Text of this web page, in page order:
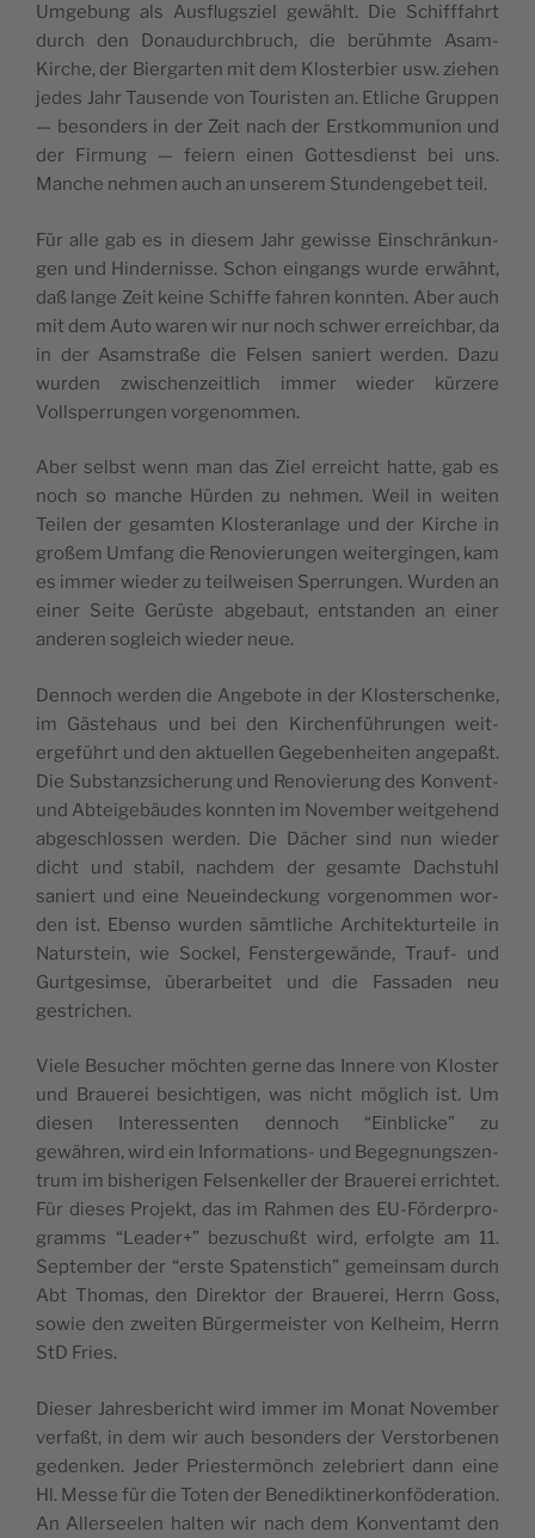
Umge­bung als Aus­flugsziel gewählt. Die Schiff­fahrt
durch den Donaudurch­bruch, die berühmte Asam-
Kirche, der Bier­garten mit dem Kloster­bier usw. ziehen
jedes Jahr Tausende von Touris­ten an. Etliche Grup­pen
— beson­ders in der Zeit nach der Erstkom­mu­nion und
der Fir­mung — feiern einen Gottes­di­enst bei uns.
Manche nehmen auch an unserem Stun­denge­bet teil.
Für alle gab es in diesem Jahr gewisse Ein­schränkun­
gen und Hin­dernisse. Schon ein­gangs wurde erwäh­nt,
daß lange Zeit keine Schiffe fahren kon­nten. Aber auch
mit dem Auto waren wir nur noch schw­er erre­ich­bar, da
in der Asam­straße die Felsen saniert wer­den. Dazu
wur­den zwis­chen­zeitlich immer wieder kürzere
Vollsper­run­gen vorgenommen.
Aber selb­st wenn man das Ziel erre­icht hat­te, gab es
noch so manche Hür­den zu nehmen. Weil in weit­en
Teilen der gesamten Kloster­an­lage und der Kirche in
großem Umfang die Ren­ovierun­gen weit­ergin­gen, kam
es immer wieder zu teil­weisen Sper­run­gen. Wur­den an
ein­er Seite Gerüste abge­baut, ent­standen an ein­er
anderen sogle­ich wieder neue.
Den­noch wer­den die Ange­bote in der Kloster­schenke,
im Gäste­haus und bei den Kirchen­führun­gen weit­
erge­führt und den aktuellen Gegeben­heit­en angepaßt.
Die Sub­stanzsicherung und Ren­ovierung des Kon­vent-
und Abteige­bäudes kon­nten im Novem­ber weit­ge­hend
abgeschlossen wer­den. Die Däch­er sind nun wieder
dicht und sta­bil, nach­dem der gesamte Dachstuhl
saniert und eine Neuein­deck­ung vorgenom­men wor­
den ist. Eben­so wur­den sämtliche Architek­turteile in
Naturstein, wie Sock­el, Fen­stergewände, Trauf- und
Gurt­ges­imse, über­ar­beit­et und die Fas­saden neu
gestrichen.
Viele Besuch­er möcht­en gerne das Innere von Kloster
und Brauerei besichti­gen, was nicht möglich ist. Um
diesen Inter­essen­ten den­noch “Ein­blicke” zu
gewähren, wird ein Infor­ma­tions- und Begeg­nungszen­
trum im bish­eri­gen Felsenkeller der Brauerei errichtet.
Für dieses Pro­jekt, das im Rah­men des EU-Förder­pro­
gramms “Leader+” bezuschußt wird, erfol­gte am 11.
Sep­tem­ber der “erste Spaten­stich” gemein­sam durch
Abt Thomas, den Direk­tor der Brauerei, Her­rn Goss,
sowie den zweit­en Bürg­er­meis­ter von Kel­heim, Her­rn
StD Fries.
Dieser Jahres­bericht wird immer im Monat Novem­ber
ver­faßt, in dem wir auch beson­ders der Ver­stor­be­nen
gedenken. Jed­er Priester­mönch zele­bri­ert dann eine
Hl. Messe für die Toten der Benedik­tin­erkon­föder­a­tion.
An Allersee­len hal­ten wir nach dem Kon­ven­tamt den